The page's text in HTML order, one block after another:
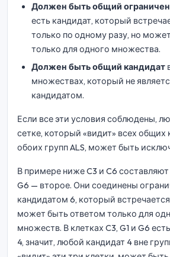
Должен быть общий
есть кандидат, который
только по одному разу, но
только для одного множества.
Должен быть общий кандидат
множествах, который не
кандидатом.
Если все эти условия соблюдены,
сетке, который «видит» всех общих
обоих групп ALS, может быть
В примере ниже C3 и C6 составляют
G6 — второе. Они соединены
кандидатом 6, который встречается
может быть ответом только для
множеств. В клетках C3, G1 и G6
4, значит, любой кандидат 4 вне